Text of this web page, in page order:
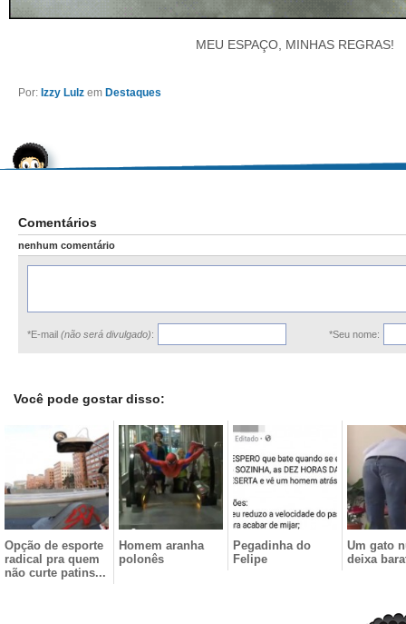
MEU ESPAÇO, MINHAS REGRAS!
Por: Izzy Lulz em Destaques
Comentários
nenhum comentário
*E-mail (não será divulgado): *Seu nome:
Você pode gostar disso:
Opção de esporte
radical pra quem
não curte patins...
Homem aranha
polonês
Pegadinha do
Felipe
Um gato
deixa